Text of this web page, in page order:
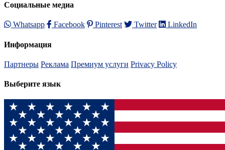
Социальные медиа
Whatsapp Facebook Pinterest Twitter LinkedIn
Информация
Партнеры Реклама Премиум услуги Privacy Policy
Выберите язык